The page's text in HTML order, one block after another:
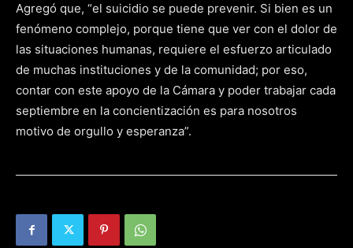
Agregó que, “el suicidio se puede prevenir. Si bien es un
fenómeno complejo, porque tiene que ver con el dolor de
las situaciones humanas, requiere el esfuerzo articulado
de muchas instituciones y de la comunidad; por eso,
contar con este apoyo de la Cámara y poder trabajar cada
septiembre en la concientización es para nosotros
motivo de orgullo y esperanza”.